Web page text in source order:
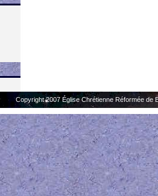
Copyright 2007 Église Chrétienne Réformée de